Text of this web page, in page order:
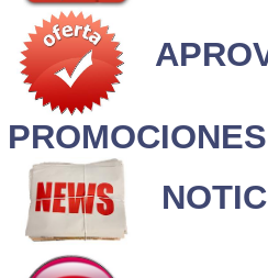
PROMOCIONES